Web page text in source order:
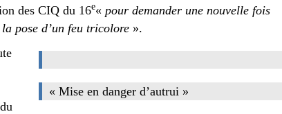
des CIQ du 16e« pour demander une nouvelle fois
pose d’un feu tricolore ».
« Mise en danger d’autrui »